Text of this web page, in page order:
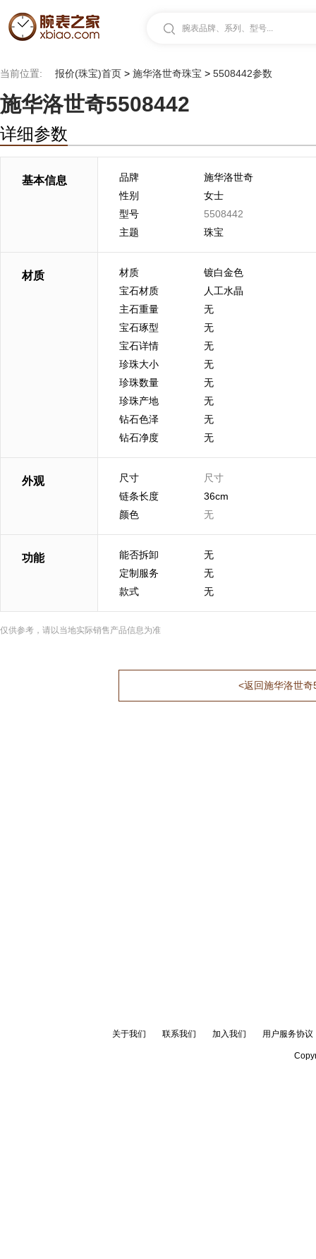
腕表品牌、系列、型号...
当前位置: 报价(珠宝)首页 > 施华洛世奇珠宝 > 5508442参数
施华洛世奇5508442
详细参数
基本信息 品牌
施华洛世奇
性别
女士
型号
5508442
主题
珠宝
材质 材质
镀白金色
宝石材质
人工水晶
主石重量
无
宝石琢型
无
宝石详情
无
珍珠大小
无
珍珠数量
无
珍珠产地
无
钻石色泽
无
钻石净度
无
外观 尺寸
尺寸
链条长度
36cm
颜色
无
功能 能否拆卸
无
定制服务
无
款式
无
仅供参考，请以当地实际销售产品信息为准
<返回施华洛世
关于我们 联系我们 加入我们 用户服务协议